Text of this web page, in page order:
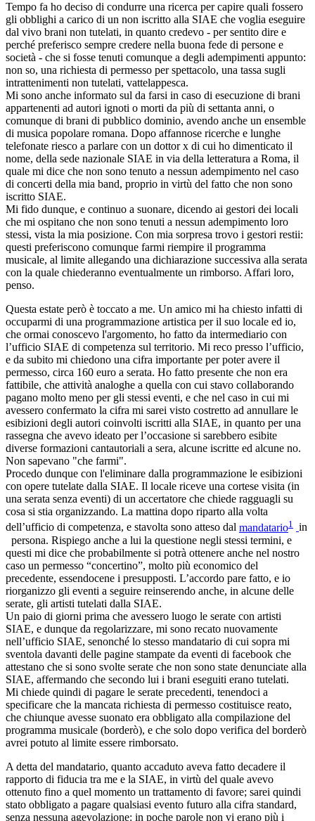
Tempo fa ho deciso di condurre una ricerca per capire quali fossero
gli obblighi a carico di un non iscritto alla SIAE che voglia eseguire
dal vivo brani non tutelati, in quanto credevo - per sentito dire e
perché preferisco sempre credere nella buona fede di persone e
società - che si fosse tenuti comunque a degli adempimenti appunto:
non so, una richiesta di permesso per spettacolo, una tassa sugli
intrattenimenti non tutelati, vattelappesca.
Mi sono anche informato sul da farsi in caso di esecuzione di brani
appartenenti ad autori ignoti o morti da più di settanta anni, o
comunque di brani di pubblico dominio, avendo anche un ensemble
di musica popolare romana. Dopo affannose ricerche e lunghe
telefonate riesco a parlare con un dottor x di cui ho dimenticato il
nome, della sede nazionale SIAE in via della letteratura a Roma, il
quale mi dice che non sono tenuto a nessun adempimento nel caso
di concerti della mia band, proprio in virtù del fatto che non sono
iscritto SIAE.
Mi fido dunque, e continuo a suonare, dicendo ai gestori dei locali
che mi ospitano che non sono tenuti a nessun adempimento loro
stessi, vista la mia posizione. Con mia sorpresa trovo i gestori restii:
questi preferiscono comunque farmi riempire il programma
musicale, al limite allegando una dichiarazione successiva alla serata
con la quale chiederanno eventualmente un rimborso. Affari loro,
penso.
Questa estate però è toccato a me. Un amico mi ha chiesto infatti di
occuparmi di una programmazione artistica per il suo locale ed io,
che ormai conoscevo l'argomento, ho fatto da intermediario con
l’ufficio SIAE di competenza sul territorio. Mi reco presso l’ufficio,
e da subito mi chiedono una cifra importante per poter avere il
permesso, circa 160 euro a serata. Ho fatto presente che non era
fattibile, che attività analoghe a quella con cui stavo collaborando
pagano molto meno per gli stessi eventi, e che nel caso in cui mi
avessero confermato la cifra mi sarei visto costretto ad annullare le
esibizioni degli autori coinvolti iscritti alla SIAE, in quanto per una
rassegna che avevo ideato per l’occasione si sarebbero esibite
diverse formazioni cantautoriali a sera, alcune iscritte ed alcune no.
Non sapevano "che farmi".
Procedo dunque con l'eliminare dalla programmazione le esibizioni
con opere tutelate dalla SIAE. Il locale riceve una cortese visita (in
una serata senza eventi) di un accertatore che chiede ragguagli su
cosa si stia organizzando. La mattina dopo riparto alla volta
dell’ufficio di competenza, e stavolta sono atteso dal mandatario1
in
persona. Rispiego anche a lui la questione negli stessi termini, e
questi mi dice che probabilmente si potrà ottenere anche nel nostro
caso un permesso “concertino”, molto più economico del
precedente, essendocene i presupposti. L’accordo pare fatto, e io
riorganizzo gli eventi a seguire reinserendo anche, in alcune delle
serate, gli artisti tutelati dalla SIAE.
Un paio di giorni prima che avessero luogo le serate con artisti
SIAE, e dunque da regolarizzare, mi sono recato nuovamente
nell’ufficio SIAE, senonché lo stesso mandatario di cui sopra mi
sventola davanti delle pagine stampate da eventi di facebook che
attestano che si sono svolte serate che non sono state denunciate alla
SIAE, affermando che secondo lui i brani eseguiti erano tutelati.
Mi chiede quindi di pagare le serate precedenti, tenendoci a
specificare che la mancata richiesta di permesso costituisce reato,
che chiunque avesse suonato era obbligato alla compilazione del
programma musicale (borderò), e che solo dopo verifica del borderò
avrei potuto al limite essere rimborsato.
A detta del mandatario, quanto accaduto aveva fatto decadere il
rapporto di fiducia tra me e la SIAE, in virtù del quale avevo
ottenuto fino a quel momento un trattamento di favore; sarei quindi
stato obbligato a pagare qualsiasi evento futuro alla cifra standard,
senza nessuna agevolazione: in poche parole non vi erano più i